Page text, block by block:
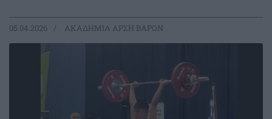
05.04.2026 ΑΚΑΔΗΜΙΑ ΑΡΣΗ ΒΑΡΩΝ